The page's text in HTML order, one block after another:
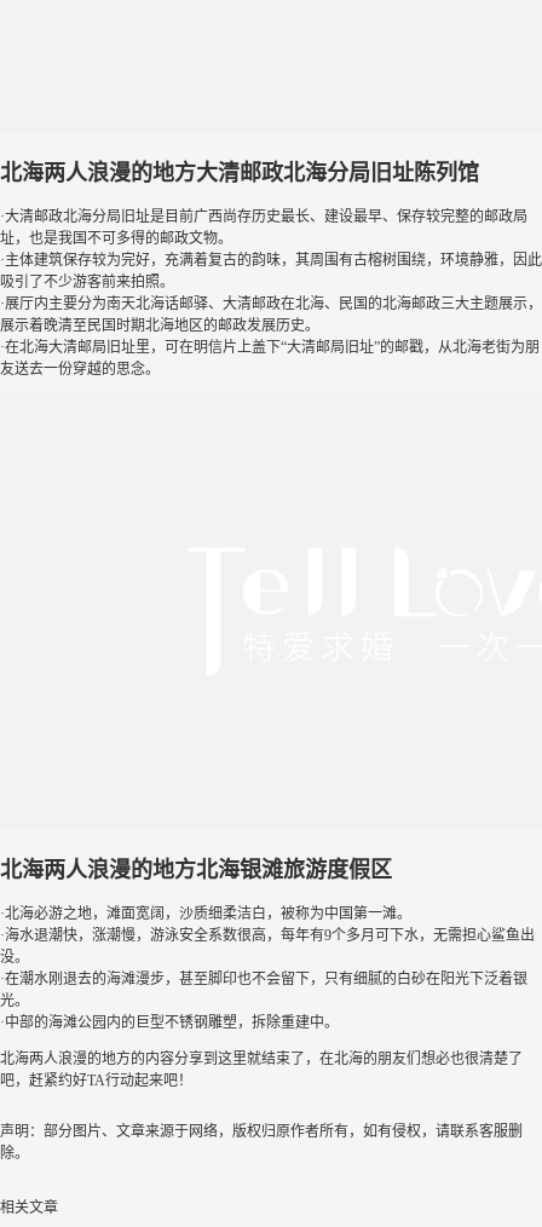
北海两人浪漫的地方大清邮政北海分局旧址陈列馆
·大清邮政北海分局旧址是目前广西尚存历史最长、建设最早、保存较完整的邮政局
址，也是我国不可多得的邮政文物。
·主体建筑保存较为完好，充满着复古的韵味，其周围有古榕树围绕，环境静雅，因此
吸引了不少游客前来拍照。
·展厅内主要分为南天北海话邮驿、大清邮政在北海、民国的北海邮政三大主题展示，
展示着晚清至民国时期北海地区的邮政发展历史。
·在北海大清邮局旧址里，可在明信片上盖下“大清邮局旧址”的邮戳，从北海老街为朋
友送去一份穿越的思念。
北海两人浪漫的地方北海银滩旅游度假区
·北海必游之地，滩面宽阔，沙质细柔洁白，被称为中国第一滩。
·海水退潮快，涨潮慢，游泳安全系数很高，每年有9个多月可下水，无需担心鲨鱼出
没。
·在潮水刚退去的海滩漫步，甚至脚印也不会留下，只有细腻的白砂在阳光下泛着银
光。
·中部的海滩公园内的巨型不锈钢雕塑，拆除重建中。
北海两人浪漫的地方的内容分享到这里就结束了，在北海的朋友们想必也很清楚了
吧，赶紧约好TA行动起来吧！
声明：部分图片、文章来源于网络，版权归原作者所有，如有侵权，请联系客服删
除。
相关文章